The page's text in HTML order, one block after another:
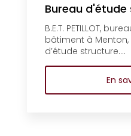
Bureau
B.E.T. PETILLOT,
bâtiment à
d’étude structure....
En